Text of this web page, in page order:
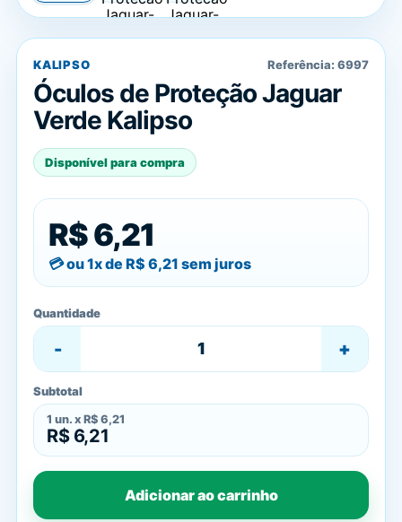
KALIPSO Referência: 6997
Óculos de Proteção Jaguar
Verde Kalipso
Disponível para compra
R$ 6,21
ou 1x de R$ 6,21 sem juros
Quantidade
- +
Subtotal
1 un. x R$ 6,21
R$ 6,21
Adicionar ao carrinho